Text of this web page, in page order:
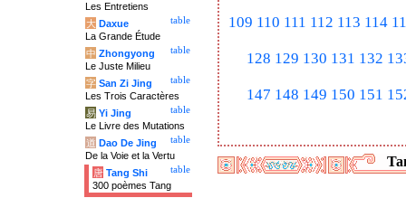
109 110 111 112 113 114
128 129 130 131 132
147 148 149 150 151
Les Entretiens
table
大 Daxue
La Grande Étude
table
中 Zhongyong
Le Juste Milieu
table
字 San Zi Jing
Les Trois Caractères
table
易 Yi Jing
Le Livre des Mutations
table
道 Dao De Jing
De la Voie et la Vertu
table
唐 Tang Shi
300 poèmes Tang